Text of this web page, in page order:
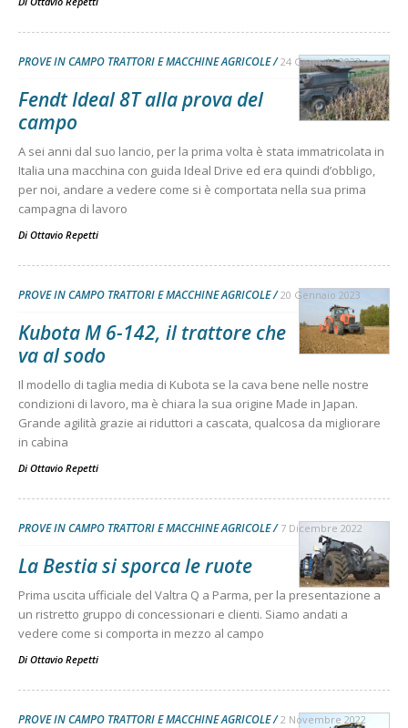
PROVE IN CAMPO TRATTORI E MACCHINE AGRICOLE 24 Gennaio 2023
Fendt Ideal 8T alla prova del
campo
A sei anni dal suo lancio, per la prima volta è stata immatricolata in
Italia una macchina con guida Ideal Drive ed era quindi d’obbligo,
per noi, andare a vedere come si è comportata nella sua prima
campagna di lavoro
Di Ottavio Repetti
PROVE IN CAMPO TRATTORI E MACCHINE AGRICOLE 20 Gennaio 2023
Kubota M 6-142, il trattore che
va al sodo
Il modello di taglia media di Kubota se la cava bene nelle nostre
condizioni di lavoro, ma è chiara la sua origine Made in Japan.
Grande agilità grazie ai riduttori a cascata, qualcosa da migliorare
in cabina
Di Ottavio Repetti
PROVE IN CAMPO TRATTORI E MACCHINE AGRICOLE 7 Dicembre 2022
La Bestia si sporca le ruote
Prima uscita ufficiale del Valtra Q a Parma, per la presentazione a
un ristretto gruppo di concessionari e clienti. Siamo andati a
vedere come si comporta in mezzo al campo
Di Ottavio Repetti
PROVE IN CAMPO TRATTORI E MACCHINE AGRICOLE 2 Novembre 2022